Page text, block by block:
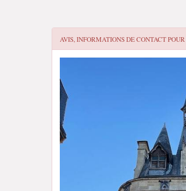
AVIS, INFORMATIONS DE CONTACT POUR